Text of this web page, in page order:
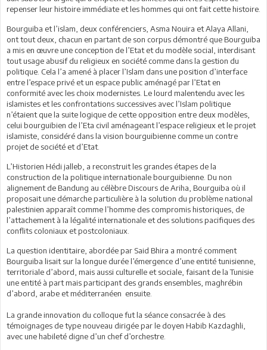
repenser leur histoire immédiate et les hommes qui ont fait cette histoire.
Bourguiba et l’islam, deux conférenciers, Asma Nouira et Alaya Allani,
ont tout deux, chacun en partant de son corpus démontré que Bourguiba
a mis en œuvre une conception de l’Etat et du modèle social, interdisant
tout usage abusif du religieux en société comme dans la gestion du
politique. Cela l’a amené à placer l’Islam dans une position d’interface
entre l’espace privé et un espace public aménagé par l’Etat en
conformité avec les choix modernistes. Le lourd malentendu avec les
islamistes et les confrontations successives avec l’Islam politique
n’étaient que la suite logique de cette opposition entre deux modèles,
celui bourguibien de l’Eta civil aménageant l’espace religieux et le projet
islamiste, considéré dans la vision bourguibienne comme un contre
projet de société et d’Etat.
L’Historien Hédi jalleb, a reconstruit les grandes étapes de la
construction de la politique internationale bourguibienne. Du non
alignement de Bandung au célèbre Discours de Ariha, Bourguiba où il
proposait une démarche particulière à la solution du problème national
palestinien apparaît comme l’homme des compromis historiques, de
l’attachement à la légalité internationale et des solutions pacifiques des
conflits coloniaux et postcoloniaux.
La question identitaire, abordée par Said Bhira a montré comment
Bourguiba lisait sur la longue durée l’émergence d’une entité tunisienne,
territoriale d’abord, mais aussi culturelle et sociale, faisant de la Tunisie
une entité à part mais participant des grands ensembles, maghrébin
d’abord, arabe et méditerranéen ensuite.
La grande innovation du colloque fut la séance consacrée à des
témoignages de type nouveau dirigée par le doyen Habib Kazdaghli,
avec une habileté digne d’un chef d’orchestre.